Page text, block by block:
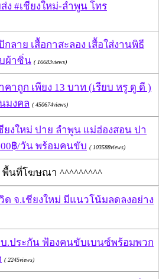
ง #เชียงใหม่-ลำพูน โทร
ลาย เสื้อกาสะลอง เสื้อใส่งานพิธี
ผ้าซิ่น ( 16683views)
าถูก เพียง 13 บาท (เรียบ หรู ดู ดี )
มงคล ( 450674views)
ยงใหม่ ปาย ลำพูน แม่ฮ่องสอน ปา
฿/วัน พร้อมคนขับ ( 103588views)
พื้นที่โฆษณา ^^^^^^^^^
จ.เชียงใหม่ มีแนวโน้มลดลงอย่าง
.ประกัน ฟ้องคนขับเบนซ์พร้อมพวก
( 2245views)